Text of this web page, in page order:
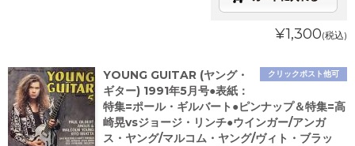
¥1,300(税込)
クリックポスト他可
YOUNG GUITAR (ヤング・
ギター) 1991年5月号●表紙：
特集=ポール・ギルバート●ピンナップ＆特集=高
崎晃vsジョージ・リンチ●ウインガー/アンガ
ス・ヤング/マルコム・ヤング/ヴィト・ブラッ